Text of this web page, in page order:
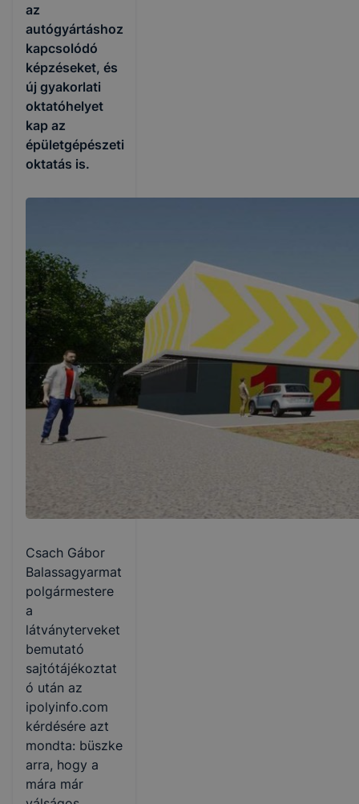
az
autógyártáshoz
kapcsolódó
képzéseket, és
új gyakorlati
oktatóhelyet
kap az
épületgépészeti
oktatás is.
Csach Gábor
Balassagyarmat
polgármestere
a
látványterveket
bemutató
sajtótájékoztat
ó után az
ipolyinfo.com
kérdésére azt
mondta: büszke
arra, hogy a
mára már